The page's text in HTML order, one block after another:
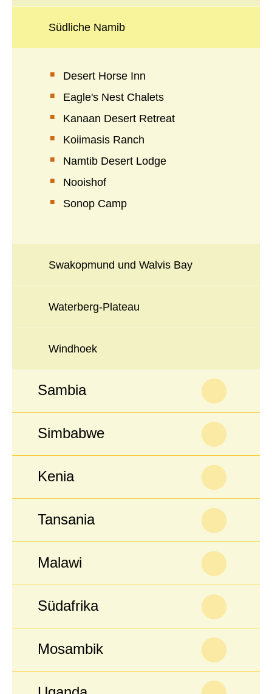
Südliche Namib
Desert Horse Inn
Eagle's Nest Chalets
Kanaan Desert Retreat
Koiimasis Ranch
Namtib Desert Lodge
Nooishof
Sonop Camp
Swakopmund und Walvis Bay
Waterberg-Plateau
Windhoek
Sambia
Simbabwe
Kenia
Tansania
Malawi
Südafrika
Mosambik